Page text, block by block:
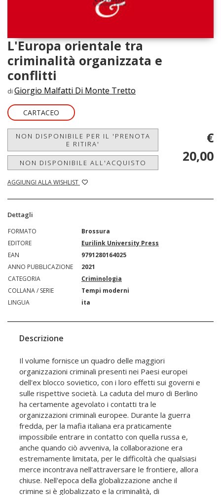
L'Europa orientale tra
criminalità organizzata e
conflitti
di Giorgio Malfatti Di Monte Tretto
CARTACEO
NON DISPONIBILE PER IL 'PRENOTA
E RITIRA'
NON DISPONIBILE ALL'ACQUISTO
AGGIUNGI ALLA WISHLIST
€
20,00
Dettagli
FORMATO
Brossura
EDITORE
Eurilink University Press
EAN
9791280164025
ANNO PUBBLICAZIONE
2021
CATEGORIA
Criminologia
COLLANA / SERIE
Tempi moderni
LINGUA
ita
Descrizione
Il volume fornisce un quadro delle maggiori
organizzazioni criminali presenti nei Paesi europei
dell'ex blocco sovietico, con i loro effetti sui governi e
sulle rispettive società. La caduta del muro di Berlino
ha certamente agevolato i contatti tra le
organizzazioni criminali europee. Durante la guerra
fredda, per la mafia italiana era praticamente
impossibile entrare in contatto con quella russa e,
anche quando ciò avveniva, la collaborazione era
estremamente limitata, per le difficoltà che qualsiasi
merce incontrava nell'attraversare le frontiere, allora
chiuse. Nell'epoca della globalizzazione anche il
crimine si è globalizzato e la criminalità, di